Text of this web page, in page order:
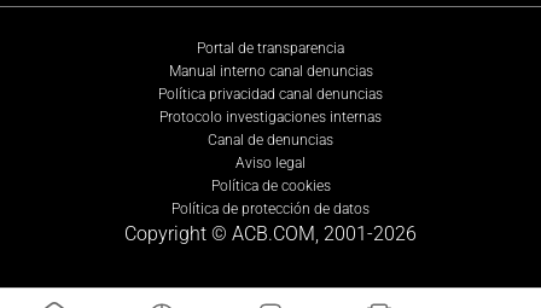
Portal de transparencia
Manual interno canal denuncias
Política privacidad canal denuncias
Protocolo investigaciones internas
Canal de denuncias
Aviso legal
Política de cookies
Política de protección de datos
Copyright © ACB.COM, 2001-2026